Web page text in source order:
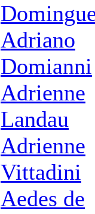
Adriano
Domianni
Adrienne
Landau
Adrienne
Vittadini
Aedes de